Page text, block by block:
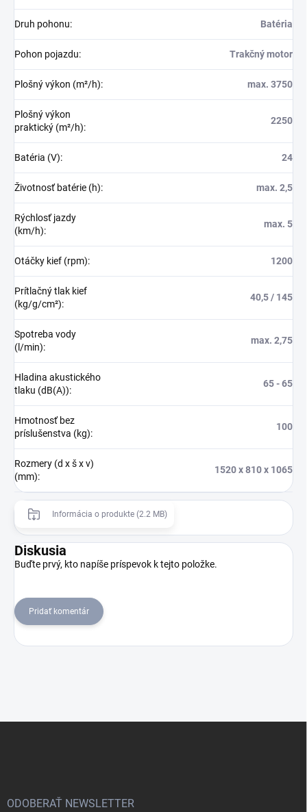
Druh pohonu: Batéria
Pohon pojazdu: Trakčný motor
Plošný výkon (m²/h): max. 3750
Plošný výkon
praktický (m²/h):
2250
Batéria (V): 24
Životnosť batérie (h): max. 2,5
Rýchlosť jazdy
(km/h):
max. 5
Otáčky kief (rpm): 1200
Prítlačný tlak kief
(kg/g/cm²):
40,5 / 145
Spotreba vody
(l/min):
max. 2,75
Hladina akustického
tlaku (dB(A)):
65 - 65
Hmotnosť bez
príslušenstva (kg):
100
Rozmery (d x š x v)
(mm):
1520 x 810 x 1065
Informácia o produkte (2.2 MB)
Diskusia
Buďte prvý, kto napíše príspevok k tejto položke.
Pridať komentár
ODOBERAŤ NEWSLETTER